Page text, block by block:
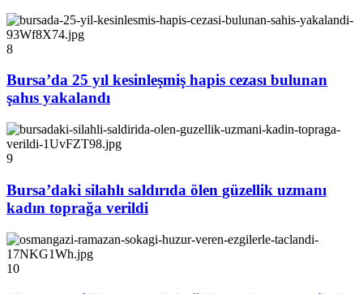
8
Bursa’da 25 yıl kesinleşmiş hapis cezası bulunan
şahıs yakalandı
9
Bursa’daki silahlı saldırıda ölen güzellik uzmanı
kadın toprağa verildi
10